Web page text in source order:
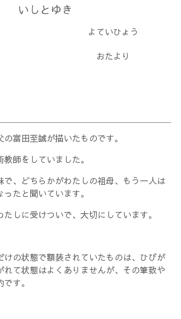
いしとゆき
よていひょう
おたより
富田至誠が描いたものです。
師をしていました。
で、どちらかがわたしの祖母、もう一人は
たと聞いています。
しに受けついで、大切にしています。
けの状態で額装されていたものは、ひびが
れて状態はよくありませんが、その筆致や
す。